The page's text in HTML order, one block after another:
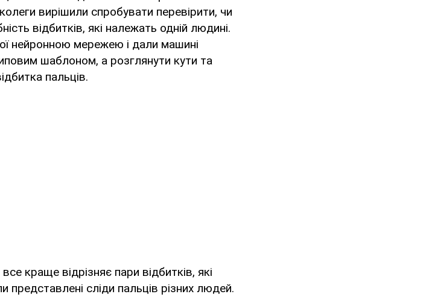
вирішили спробувати перевірити, чи
відбитків, які належать одній людині.
нейронною мережею і дали машині
шаблоном, а розглянути кути та
пальців.
краще відрізняє пари відбитків, які
сліди пальців різних людей.